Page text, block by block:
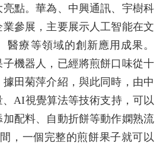
點。華為、中興通訊、宇樹科
參展，主要展示人工智能在文
醫療等領域的創新應用成果。
子機器人，已經將煎餅口味從十
田菊萍介紹，與此同時，由中
、AI視覺算法等技術支持，可以
配料、自動折餅等動作嫻熟流
，一個完整的煎餅果子就可以